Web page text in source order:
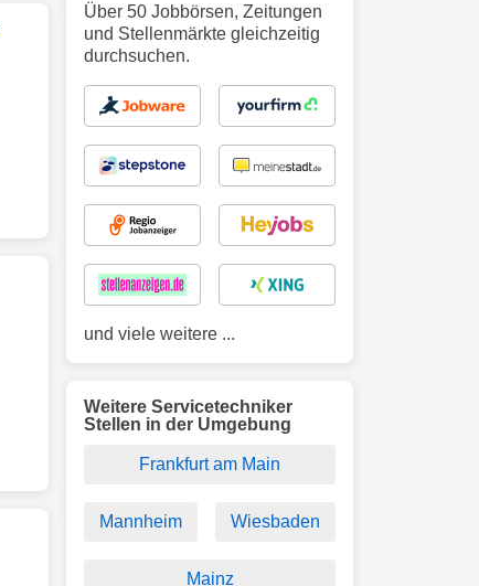
Über 50 Jobbörsen, Zeitungen
und Stellenmärkte gleichzeitig
durchsuchen.
und viele weitere ...
Weitere Servicetechniker
Stellen in der Umgebung
Frankfurt am Main
Mannheim Wiesbaden
Mainz